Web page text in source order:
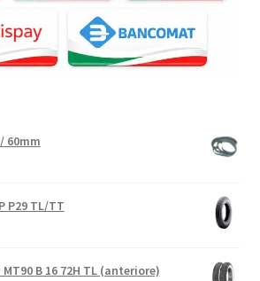
60mm
P29 TL/TT
MT90 B 16 72H TL (anteriore)